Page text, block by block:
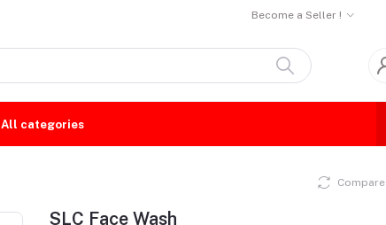
Become a Seller !
All categories
Compare
SLC Face Wash